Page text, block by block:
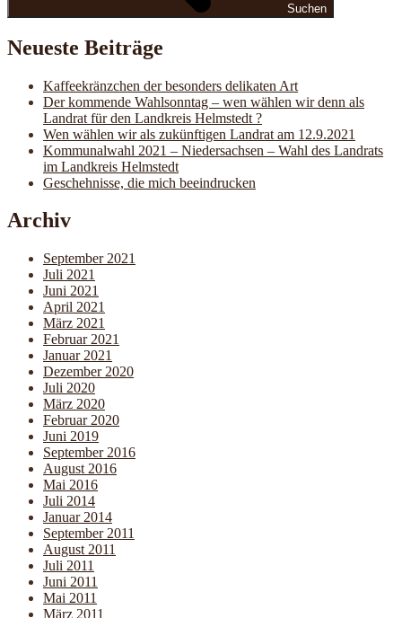
Suchen
Neueste Beiträge
Kaffeekränzchen der besonders delikaten Art
Der kommende Wahlsonntag – wen wählen wir denn als
Landrat für den Landkreis Helmstedt ?
Wen wählen wir als zukünftigen Landrat am 12.9.2021
Kommunalwahl 2021 – Niedersachsen – Wahl des Landrats
im Landkreis Helmstedt
Geschehnisse, die mich beeindrucken
Archiv
September 2021
Juli 2021
Juni 2021
April 2021
März 2021
Februar 2021
Januar 2021
Dezember 2020
Juli 2020
März 2020
Februar 2020
Juni 2019
September 2016
August 2016
Mai 2016
Juli 2014
Januar 2014
September 2011
August 2011
Juli 2011
Juni 2011
Mai 2011
März 2011